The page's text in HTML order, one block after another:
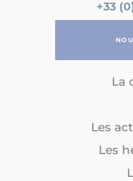
+33
La
Les
Les